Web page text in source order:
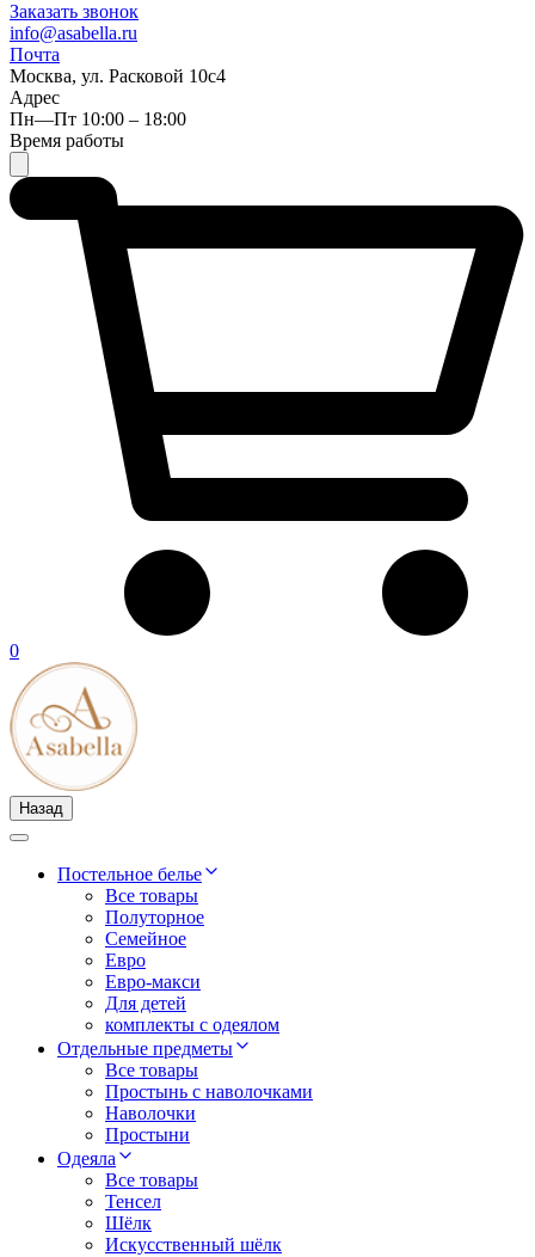
Заказать звонок
info@asabella.ru
Почта
Москва, ул. Расковой 10с4
Адрес
Пн—Пт 10:00 – 18:00
Время работы
0
Назад
Постельное белье
Все товары
Полуторное
Семейное
Евро
Евро-макси
Для детей
комплекты с одеялом
Отдельные предметы
Все товары
Простынь с наволочками
Наволочки
Простыни
Одеяла
Все товары
Тенсел
Шёлк
Искусственный шёлк